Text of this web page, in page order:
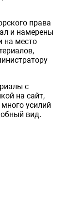
права
и намерены
на место
с
на сайт,
усилий
вид.